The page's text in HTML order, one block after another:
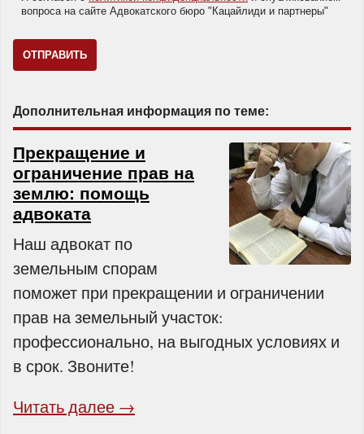
вопроса на сайте Адвокатского бюро "Кацайлиди и партнеры"
Дополнительная информация по теме:
Прекращение и
ограничение прав на
землю: помощь
адвоката
Наш адвокат по
земельным спорам
поможет при прекращении и ограничении
прав на земельный участок:
профессионально, на выгодных условиях и
в срок. Звоните!
Читать далее →